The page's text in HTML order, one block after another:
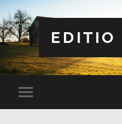
EDITIO
Slå
på/av